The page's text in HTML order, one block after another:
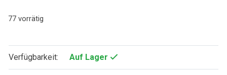
77 vorrätig
Verfügbarkeit: Auf Lager